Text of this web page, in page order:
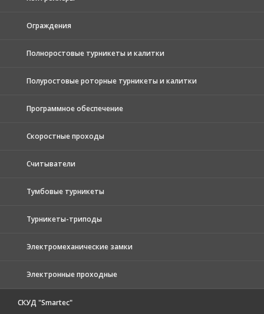
Ограждения
Полноростовые турникеты и калитки
Полуростовые роторные турникеты и калитки
Программное обеспечение
Скоростные проходы
Считыватели
Тумбовые турникеты
Турникеты-триподы
Электромеханические замки
Электронные проходные
СКУД "Smartec"